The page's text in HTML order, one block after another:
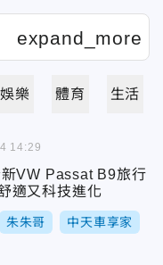
娛樂 體育 生活
VW Passat B9旅行
適又科技進化
朱朱哥 中天車享家
14:29